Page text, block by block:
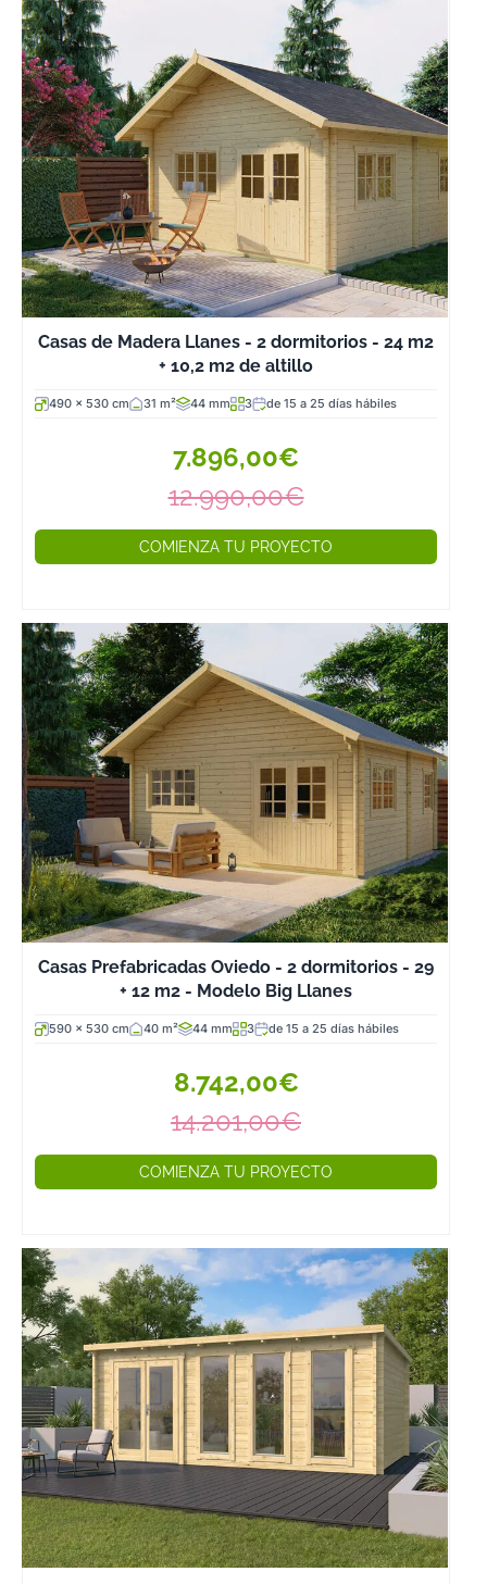
Casas de Madera Llanes - 2 dormitorios - 24 m2
+ 10,2 m2 de altillo
490 x 530 cm 31 m² 44 mm 3 de 15 a 25 días hábiles
7.896,00€
12.990,00€
COMIENZA TU PROYECTO
Casas Prefabricadas Oviedo - 2 dormitorios - 29
+ 12 m2 - Modelo Big Llanes
590 x 530 cm 40 m² 44 mm 3 de 15 a 25 días hábiles
8.742,00€
14.201,00€
COMIENZA TU PROYECTO